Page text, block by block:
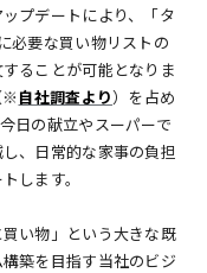
プデートにより、「タ
必要な買い物リストの
ることが可能となりま
※ 自社調査より）を占め
日の献立やスーパーで
、日常的な家事の負担
します。
い物」という大きな既
築を目指す当社のビジ